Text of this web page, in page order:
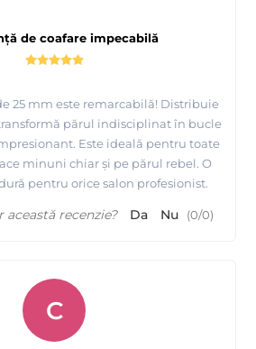
de coafare impecabilă
25 mm este remarcabilă! Distribuie
părul indisciplinat în bucle
Este ideală pentru toate
minuni chiar și pe părul rebel. O
pentru orice salon profesionist.
această recenzie? Da Nu (0/0)
C